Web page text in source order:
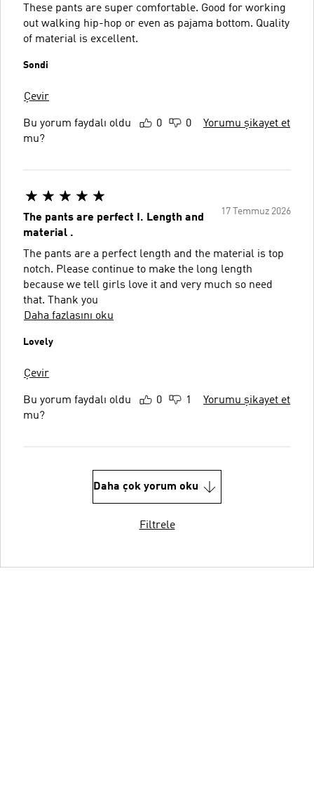
These pants are super comfortable. Good for working
out walking hip-hop or even as pajama bottom. Quality
of material is excellent.
Sondi
Çevir
Bu yorum faydalı oldu
mu?
0 0 Yorumu şikayet et
17 Temmuz 2026
The pants are perfect I. Length and
material .
The pants are a perfect length and the material is top
notch. Please continue to make the long length
because we tell girls love it and very much so need
that. Thank you
Daha fazlasını oku
Lovely
Çevir
Bu yorum faydalı oldu
mu?
0 1 Yorumu şikayet et
Daha çok yorum oku
Filtrele